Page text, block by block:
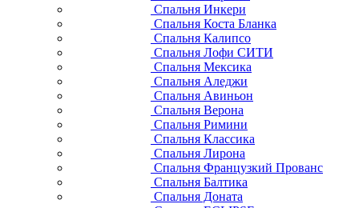
Спальня Инкери
Спальня Коста Бланка
Спальня Калипсо
Спальня Лофи СИТИ
Спальня Мексика
Спальня Аледжи
Спальня Авиньон
Спальня Верона
Спальня Римини
Спальня Классика
Спальня Лирона
Спальня Французкий Прованс
Спальня Балтика
Спальня Доната